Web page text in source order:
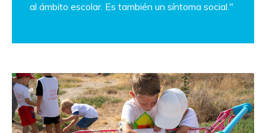
al ámbito escolar. Es también un síntoma social."